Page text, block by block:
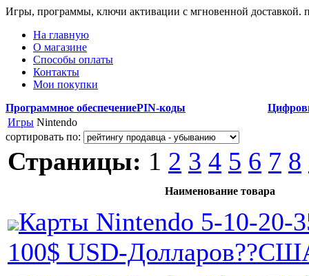
Игры, программы, ключи активации с мгновенной доставкой.
На главную
О магазине
Способы оплаты
Контакты
Мои покупки
Программное обеспечениеPIN-коды
Игры Nintendo
сортировать по:
Страницы: 1 2 3 4 5 6 7 8
Наименование товара
Карты Nintendo 5-10-20-
100$ USD-